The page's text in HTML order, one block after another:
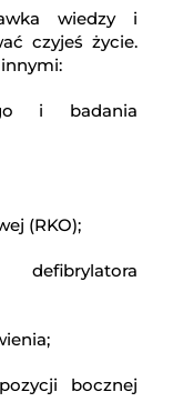
wiedzy i
czyjeś życie.
i badania
(RKO);
bocznej